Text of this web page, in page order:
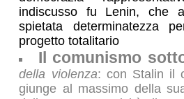
indiscusso fu Lenin, che
spietata determinatezza
progetto totalitario
Il comunismo
della violenza: con Stalin il
giunge al massimo della